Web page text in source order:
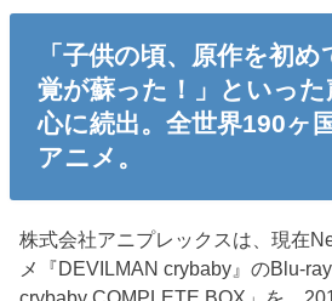
「子供の頃、原作を初
覚が蘇った！」といった
心に続出。全世界190ヶ
アニメ。
株式会社アニプレックスは、現在
メ『DEVILMAN crybaby』のBlu-